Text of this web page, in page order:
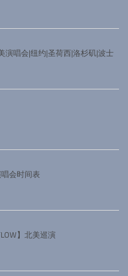
演唱会|纽约|圣荷西|洛杉矶|波士
会时间表
】北美巡演